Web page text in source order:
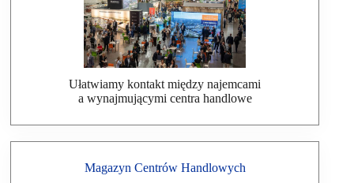
Ułatwiamy kontakt między najemcami
a wynajmującymi centra handlowe
Magazyn Centrów Handlowych